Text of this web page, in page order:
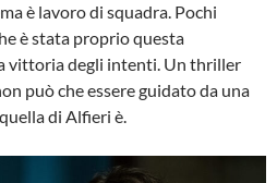
è lavoro di squadra. Pochi
è stata proprio questa
vittoria degli intenti. Un thriller
può che essere guidato da una
di Alfieri è.